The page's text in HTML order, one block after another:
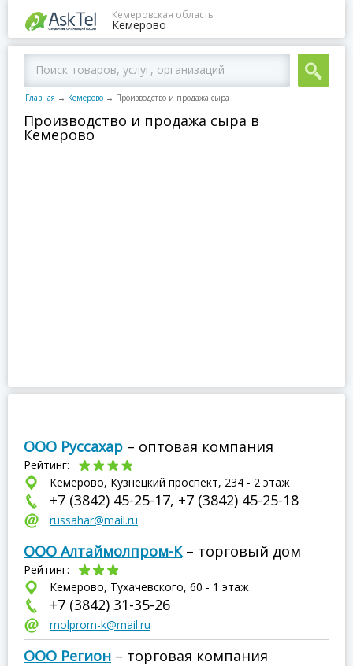
Кемеровская область
Кемерово
Главная → Кемерово → Производство и продажа сыра
Производство и продажа сыра в
Кемерово
ООО Руссахар – оптовая компания
Рейтинг:
Кемерово, Кузнецкий проспект, 234 - 2 этаж
+7 (3842) 45-25-17, +7 (3842) 45-25-18
russahar@mail.ru
ООО Алтаймолпром-К– торговый дом
Рейтинг:
Кемерово, Тухачевского, 60 - 1 этаж
+7 (3842) 31-35-26
molprom-k@mail.ru
ООО Регион – торговая компания